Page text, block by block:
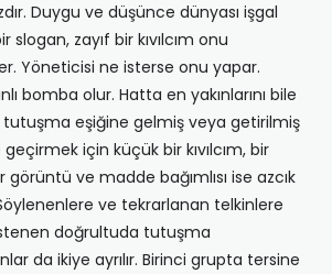
Duygu ve düşünce dünyası işgal
slogan, zayıf bir kıvılcım onu
Yöneticisi ne isterse onu yapar.
bomba olur. Hatta en yakınlarını bile
tutuşma eşiğine gelmiş veya getirilmiş
için küçük bir kıvılcım, bir
ve madde bağımlısı ise azcık
ve tekrarlanan telkinlere
doğrultuda tutuşma
da ikiye ayrılır. Birinci grupta tersine